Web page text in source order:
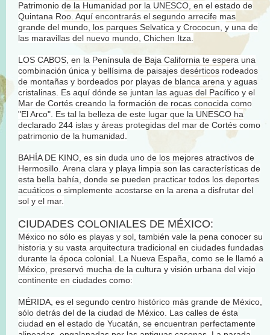
Patrimonio de la Humanidad por la UNESCO, en el estado de
Quintana Roo. Aquí encontrarás el segundo arrecife mas
grande del mundo, los parques Selvatica y Crococun, y una de
las maravillas del nuevo mundo, Chichen Itza.
LOS CABOS, en la Península de Baja California te espera una
combinación única y bellísima de paisajes desérticos rodeados
de montañas y bordeados por playas de blanca arena y aguas
cristalinas. Es aquí dónde se juntan las aguas del Pacífico y el
Mar de Cortés creando la formación de rocas conocida como
"El Arco". Es tal la belleza de este lugar que la UNESCO ha
declarado 244 islas y áreas protegidas del mar de Cortés como
patrimonio de la humanidad.
BAHÍA DE KINO, es sin duda uno de los mejores atractivos de
Hermosillo. Arena clara y playa limpia son las características de
esta bella bahía, donde se pueden practicar todos los deportes
acuáticos o simplemente acostarse en la arena a disfrutar del
sol y el mar.
CIUDADES COLONIALES DE MÉXICO:
México no sólo es playas y sol, también vale la pena conocer su
historia y su vasta arquitectura tradicional en ciudades fundadas
durante la época colonial. La Nueva España, como se le llamó a
México, preservó mucha de la cultura y visión urbana del viejo
continente en ciudades como:
MÉRIDA, es el segundo centro histórico más grande de México,
sólo detrás del de la ciudad de México. Las calles de ésta
ciudad en el estado de Yucatán, se encuentran perfectamente